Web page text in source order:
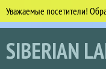
Уважаемые посетители!
Skip to main content
SIBERIAN